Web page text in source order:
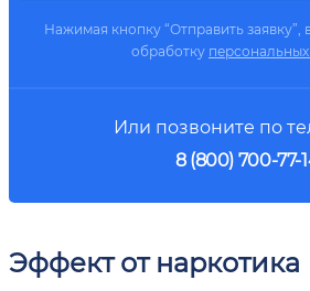
Нажимая кнопку “Отправить заявку”,
обработку
Или позвоните по
8 (800) 700-77-
Эффект от наркотика